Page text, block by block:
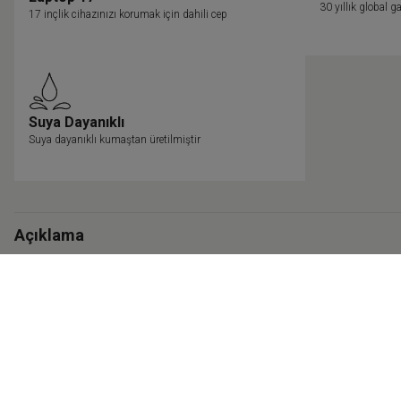
17 inçlik cihazınızı korumak için dahili cep
30 yıllık global
Suya Dayanıklı
Suya dayanıklı kumaştan üretilmiştir
Açıklama